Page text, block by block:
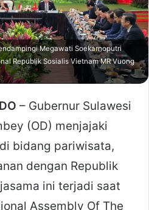
Megawati Soekarnoputri
Republik Sosialis Vietnam MR Vuong
– Gubernur Sulawesi
(OD) menjajaki
bidang pariwisata,
dengan Republik
ini terjadi saat
Assembly Of The